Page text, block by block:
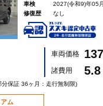
車検
2027(令和9)年05月
修復歴
なし
車両価格
諸費用
5.8
保証 36ヶ月：走行無制限)
ム